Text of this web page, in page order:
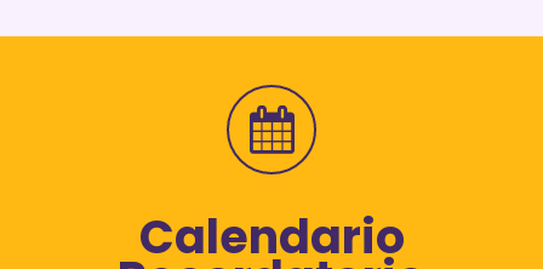
Calendario